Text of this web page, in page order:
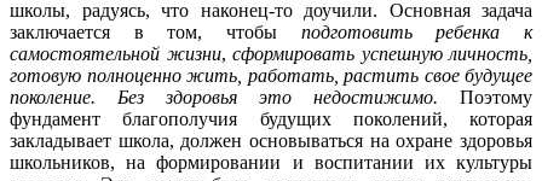
школы, радуясь, что наконец-то доучили. Основная задача
заключается в том, чтобы подготовить ребенка к
самостоятельной жизни, сформировать успешную личность,
готовую полноценно жить, работать, растить свое будущее
поколение. Без здоровья это недостижимо. Поэтому
фундамент благополучия будущих поколений, которая
закладывает школа, должен основываться на охране здоровья
школьников, на формировании и воспитании их культуры